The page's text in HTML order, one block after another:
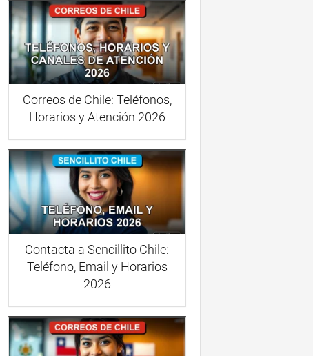
Correos de Chile: Teléfonos,
Horarios y Atención 2026
Contacta a Sencillito Chile:
Teléfono, Email y Horarios
2026